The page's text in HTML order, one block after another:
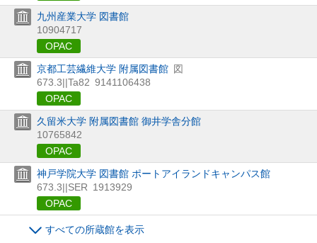
九州産業大学 図書館
10904717
OPAC
京都工芸繊維大学 附属図書館 図
673.3||Ta82 9141106438
OPAC
久留米大学 附属図書館 御井学舎分館
10765842
OPAC
神戸学院大学 図書館 ポートアイランドキャンパス館
673.3||SER 1913929
OPAC
すべての所蔵館を表示